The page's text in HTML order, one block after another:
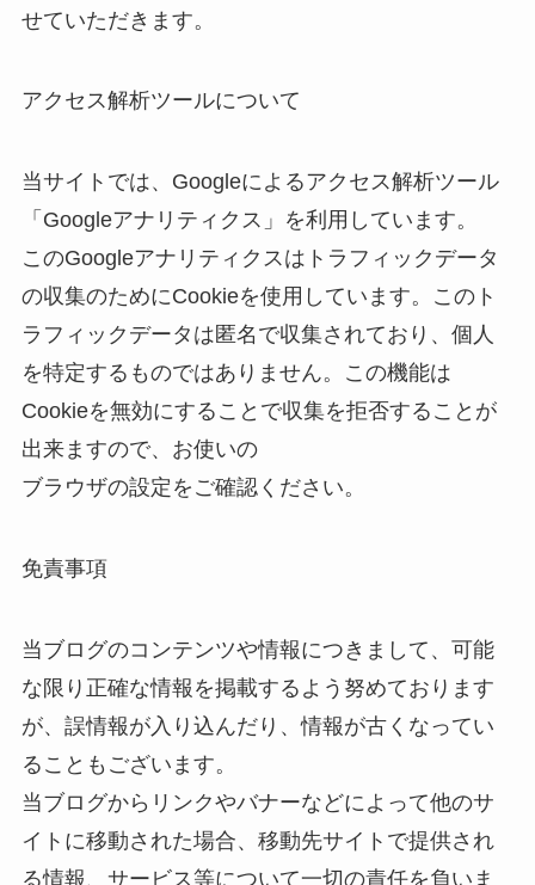
せていただきます。
アクセス解析ツールについて
当サイトでは、Googleによるアクセス解析ツール
「Googleアナリティクス」を利用しています。
このGoogleアナリティクスはトラフィックデータ
の収集のためにCookieを使用しています。このト
ラフィックデータは匿名で収集されており、個人
を特定するものではありません。この機能は
Cookieを無効にすることで収集を拒否することが
出来ますので、お使いの
ブラウザの設定をご確認ください。
免責事項
当ブログのコンテンツや情報につきまして、可能
な限り正確な情報を掲載するよう努めております
が、誤情報が入り込んだり、情報が古くなってい
ることもございます。
当ブログからリンクやバナーなどによって他のサ
イトに移動された場合、移動先サイトで提供され
る情報、サービス等について一切の責任を負いま